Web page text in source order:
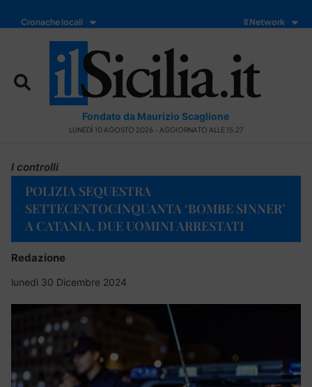
Cronache locali Il Network
Fondato da Maurizio Scaglione
LUNEDÌ 10 AGOSTO 2026 - AGGIORNATO ALLE 15:27
I controlli
POLIZIA SEQUESTRA
SETTECENTOCINQUANTA ‘BOMBE SINNER’
A CATANIA, DUE UOMINI ARRESTATI
Redazione
lunedì 30 Dicembre 2024